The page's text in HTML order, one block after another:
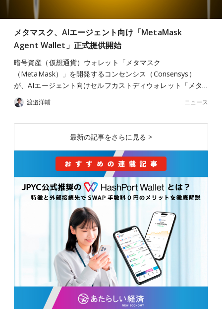
メタマスク、AIエージェント向け「MetaMask
Agent Wallet」正式提供開始
暗号資産（仮想通貨）ウォレット「メタマスク
（MetaMask）」を開発するコンセンシス（Consensys）
が、AIエージェント向けセルフカストディウォレット「メタ…
渡邉洋輔 ニュース
最新の記事をさらに見る >